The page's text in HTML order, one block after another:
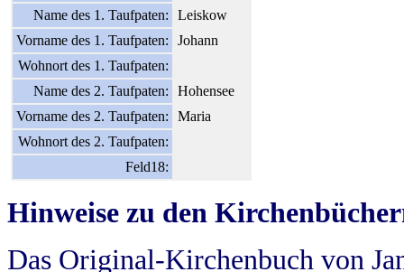
Name des 1. Taufpaten:
Leiskow
Vorname des 1. Taufpaten:
Johann
Wohnort des 1. Taufpaten:
Name des 2. Taufpaten:
Hohensee
Vorname des 2. Taufpaten:
Maria
Wohnort des 2. Taufpaten:
Feld18:
Hinweise zu den
Das Original-Kirchenbuch von